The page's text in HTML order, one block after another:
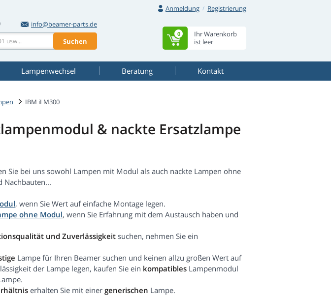
Anmeldung
Registrierung
info@beamer-parts.de
Suchen
Ihr Warenkorb
ist leer
0
Lampenwechsel Beratung Kontakt
IBM iLM300
& nackte Ersatzlampe
Sie bei uns sowohl Lampen mit Modul als auch nackte Lampen ohne
Nachbauten...
, wenn Sie Wert auf einfache Montage legen.
ohne Modul, wenn Sie Erfahrung mit dem Austausch haben und
und Zuverlässigkeit suchen, nehmen Sie ein
Lampe für Ihren Beamer suchen und keinen allzu großen Wert auf
der Lampe legen, kaufen Sie ein kompatibles Lampenmodul
erhalten Sie mit einer generischen Lampe.